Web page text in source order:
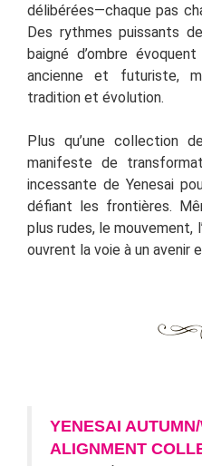
délibérées—chaque pas
Des rythmes puissants
baigné d’ombre
ancienne et futuriste,
tradition et évolution.
Plus qu’une collection
manifeste de
incessante de Yenesai
défiant les frontières.
plus rudes, le mouvement,
ouvrent la voie à un avenir
YENESAI
ALIGNMENT